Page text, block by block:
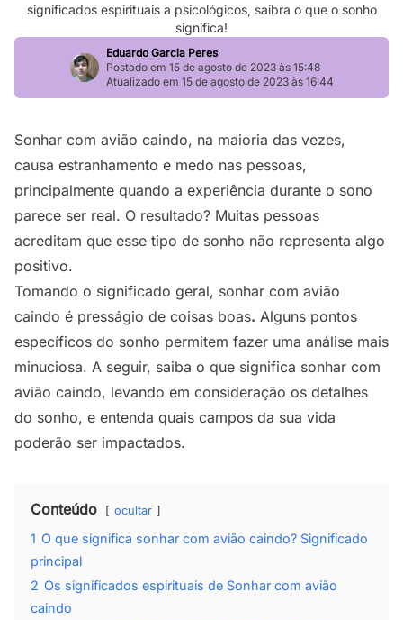
significados espirituais a psicológicos, saibra o que o sonho
significa!
Eduardo Garcia Peres
Postado em 15 de agosto de 2023 às 15:48
Atualizado em 15 de agosto de 2023 às 16:44
Sonhar com avião caindo, na maioria das vezes,
causa estranhamento e medo nas pessoas,
principalmente quando a experiência durante o sono
parece ser real. O resultado? Muitas pessoas
acreditam que esse tipo de sonho não representa algo
positivo.
Tomando o significado geral, sonhar com avião
caindo é presságio de coisas boas. Alguns pontos
específicos do sonho permitem fazer uma análise mais
minuciosa. A seguir, saiba o que significa sonhar com
avião caindo, levando em consideração os detalhes
do sonho, e entenda quais campos da sua vida
poderão ser impactados.
Conteúdo ocultar
1 O que significa sonhar com avião caindo? Significado
principal
2 Os significados espirituais de Sonhar com avião
caindo